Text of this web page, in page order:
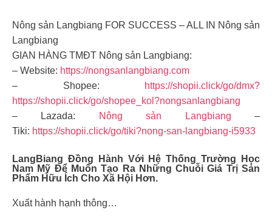
Nông sản Langbiang FOR SUCCESS – ALL IN Nông sản
Langbiang
GIAN HÀNG TMĐT Nông sản Langbiang:
– Website: https://nongsanlangbiang.com
– Shopee:
https://shopii.click/go/dmx?
https://shopii.click/go/shopee_kol?nongsanlangbiang
– Lazada:
Nông sản Langbiang –
Tiki: https://shopii.click/go/tiki?nong-san-langbiang-i5933
LangBiang Đồng Hành Với Hệ Thống Trường Học
Nam Mỹ Để Muốn Tạo Ra Những Chuỗi Giá Trị Sản
Phẩm Hữu Ích Cho Xã Hội Hơn.
Xuất hành hạnh thông…